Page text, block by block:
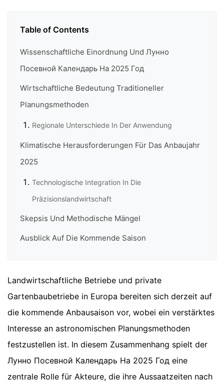
Table of Contents
Wissenschaftliche Einordnung Und Лунно
Посевной Календарь На 2025 Год
Wirtschaftliche Bedeutung Traditioneller
Planungsmethoden
Regionale Unterschiede In Der Anwendung
Klimatische Herausforderungen Für Das Anbaujahr
2025
Technologische Integration In Die
Präzisionslandwirtschaft
Skepsis Und Methodische Mängel
Ausblick Auf Die Kommende Saison
Landwirtschaftliche Betriebe und private
Gartenbaubetriebe in Europa bereiten sich derzeit auf
die kommende Anbausaison vor, wobei ein verstärktes
Interesse an astronomischen Planungsmethoden
festzustellen ist. In diesem Zusammenhang spielt der
Лунно Посевной Календарь На 2025 Год eine
zentrale Rolle für Akteure, die ihre Aussaatzeiten nach